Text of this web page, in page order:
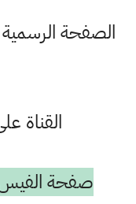
الصفحة
القناة
صفحة